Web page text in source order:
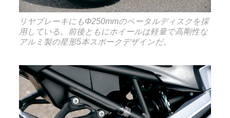
リヤブレーキにもΦ250mmのペータルディスクを採
用している。前後ともにホイールは軽量で高剛性な
アルミ製の星形5本スポークデザインだ。